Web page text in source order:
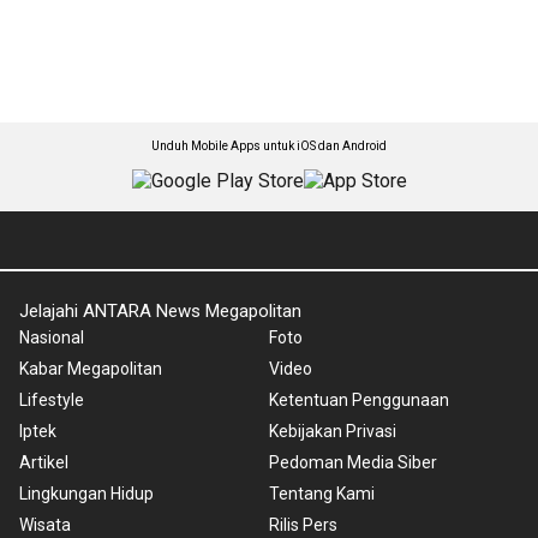
Unduh Mobile Apps untuk iOS dan Android
Jelajahi ANTARA News Megapolitan
Nasional
Kabar Megapolitan
Lifestyle
Iptek
Artikel
Lingkungan Hidup
Wisata
Foto
Video
Ketentuan Penggunaan
Kebijakan Privasi
Pedoman Media Siber
Tentang Kami
Rilis Pers